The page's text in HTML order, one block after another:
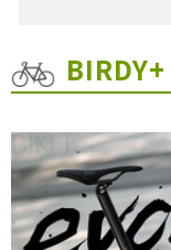
BIRDY+